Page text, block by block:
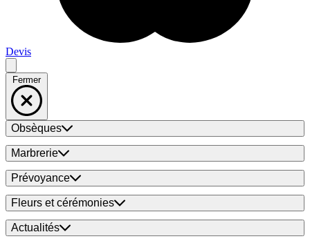
Devis
Fermer
Obsèques
Marbrerie
Prévoyance
Fleurs et cérémonies
Actualités